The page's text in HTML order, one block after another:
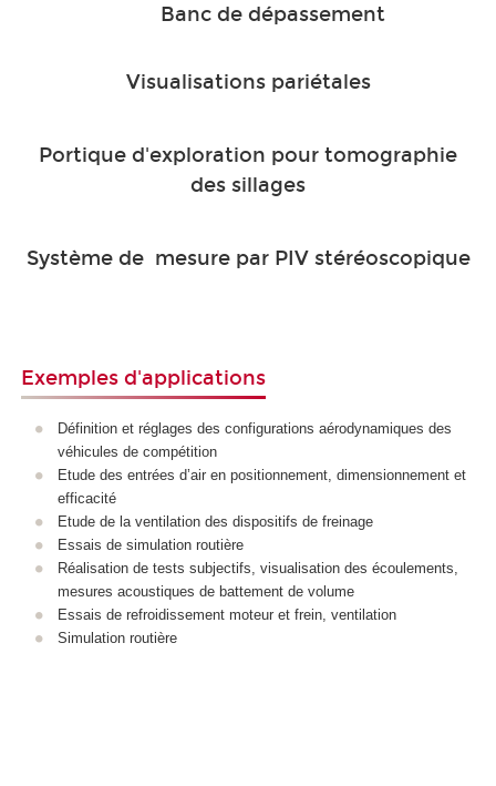
Banc de dépassement
Visualisations pariétales
Portique d'exploration pour tomographie
des sillages
Système de mesure par PIV stéréoscopique
Exemples d'applications
Définition et réglages des configurations aérodynamiques des
véhicules de compétition
Etude des entrées d’air en positionnement, dimensionnement et
efficacité
Etude de la ventilation des dispositifs de freinage
Essais de simulation routière
Réalisation de tests subjectifs, visualisation des écoulements,
mesures acoustiques de battement de volume
Essais de refroidissement moteur et frein, ventilation
Simulation routière